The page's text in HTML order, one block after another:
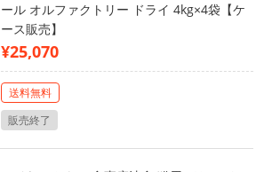
ール オルファクトリー ドライ 4kg×4袋【ケ
ース販売】
¥25,070
送料無料
販売終了